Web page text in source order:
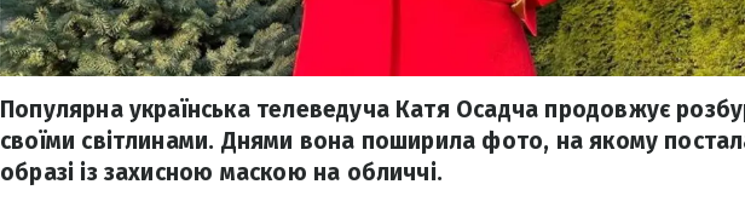
Популярна українська телеведуча Катя Осадча продовжує
своїми світлинами. Днями вона поширила фото, на якому
образі із захисною маскою на обличчі.